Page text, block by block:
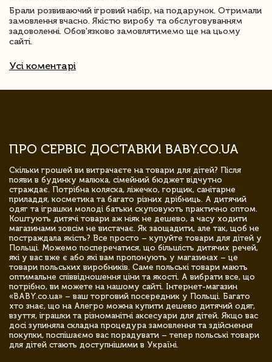
Брали розвиваючий ігровий набір, на подарунок. Отримали
замовлення вчасно. Якістю виробу та обслуговуванням
задоволенні. Обов'язково замовлятимемо ще на цьому
сайті.
Усі коментарі
ПРО СЕРВІС ДОСТАВКИ BABY.CO.UA
Скільки грошей ви витрачаєте на товари для дітей? Після
появи в будинку малюка, сімейний бюджет відчутно
страждає. Потрібна коляска, ліжечко, горщик, санітарне
приладдя, косметика та багато різних дрібниць. А дитячий
одяг та іграшки молоді батьки скуповують практично оптом.
Коштують дитячі товари аж ніяк не дешево, а часу ходити
магазинами зовсім не вистачає. Як заощадити, але так, щоб не
постраждала якість? Все просто – купуйте товари для дітей у
Польщі. Можемо посперечатися, що більшість дитячих речей,
які у вас вже є або які вам пропонують у магазинах – це
товари польських виробників. Саме польські товари мають
оптимальне співвідношення ціни та якості. А вибрати все, що
потрібно, ви можете на нашому сайті. Інтернет-магазин
«BABY.co.ua» – ваш торговий посередник у Польщі. Багато
хто знає, що на Алегро можна купити дешево дитячий одяг,
взуття, іграшки та різноманітні аксесуари для дітей. Якщо вас
досі зупиняла складна процедура замовлення та здійснення
покупки, поспішаємо вас порадувати – тепер польські товари
для дітей стають доступнішими в Україні.